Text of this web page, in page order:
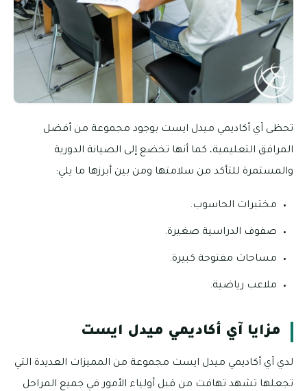
تحظى آي أكاديمي ميدل ايست بوجود مجموعة من أفضل
المرافق التعليمية، كما أنها تخضع إلى الصيانة الدورية
والمستمرة للتأكد من سلامتها ومن بين أبرزها ما يلي:
مختبرات الحاسوب.
صفوف الدراسية صغيرة.
مساحات مفتوحة كبيرة.
ملاعب رياضية.
مزايا آي أكاديمي ميدل ايست
لدي آي أكاديمي ميدل ايست مجموعة من المميزات العديدة التي
تجعلها تشهد تهافت من قبل أولياء الأمور في جميع المراحل